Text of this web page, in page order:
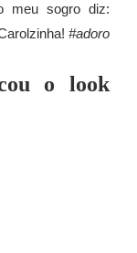
meu sogro diz:
#adoro
o look